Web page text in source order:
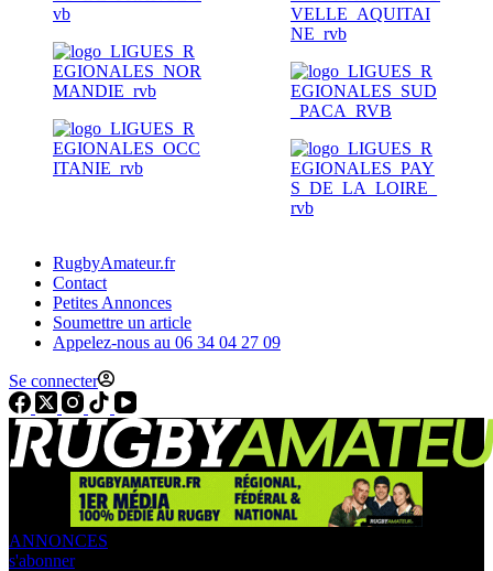
RugbyAmateur.fr
Contact
Petites Annonces
Soumettre un article
Appelez-nous au 06 34 04 27 09
Se connecter
ANNONCES
s'abonner